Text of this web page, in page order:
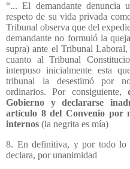
“... El demandante denuncia
respeto de su vida privada
Tribunal observa que del
demandante no formuló la
supra) ante el Tribunal
cuanto al Tribunal
interpuso inicialmente esta
tribunal la desestimó por
ordinarios. Por consiguiente,
Gobierno y declararse
artículo 8 del Convenio por
internos (la negrita es mía)
8. En definitiva, y por todo lo
declara, por unanimidad